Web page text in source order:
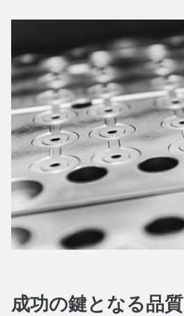
成功の鍵となる品質